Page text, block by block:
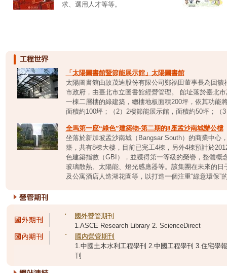
求、選用人才等等。
「太陽圖書館暨節能展示館」太陽圖書館
太陽圖書館由故茂迪股份有限公司鄭福田董事長為回
市政府，由臺北市立圖書館經營管理。 館址落於臺北
一棟二層樓的綠建築，總樓地板面積200坪，依其功能
面積約100坪；（2）2樓節能展示館，面積約50坪；（
全馬第一座“綠色”建築物-第二期的8座孟沙南城辦公樓
坐落於新加坡孟沙南城（Bangsar South）的商業中心
築，共有8棟大樓，目前已完工4棟，另外4棟預計於
色建築指數（GBI），並獲得第一等級的榮譽，整體概
玻璃散熱、太陽能、燈光感應器等。該集團在未來的
及公寓酒店人造湖花園等，以打造一個注重“綠意環保”
˙
國外營管期刊
1.ASCE Research Library 2. ScienceDirect
˙
國內營管期刊
1.中國土木水利工程學刊 2.中國工程學刊 3.住宅學
刊